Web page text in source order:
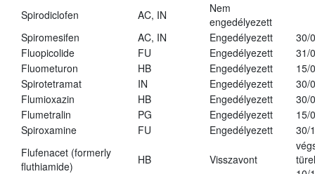
Spirodiclofen
AC, IN
Nem
engedélyezett
Spiromesifen
AC, IN Engedélyezett
30/
Fluopicolide
FU Engedélyezett
31/
Fluometuron
HB Engedélyezett
15/
Spirotetramat
IN Engedélyezett
30/
Flumioxazin
HB Engedélyezett
30/
Flumetralin
PG Engedélyezett
15/
Spiroxamine
FU Engedélyezett
30/
Flufenacet (formerly
fluthiamide)
HB Visszavont